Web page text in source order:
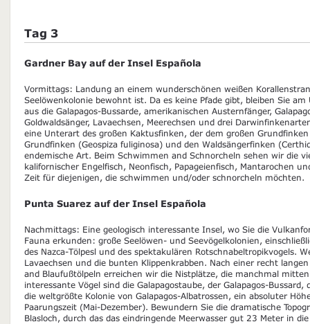
Tag 3
Gardner Bay auf der Insel Española
Vormittags: Landung an einem wunderschönen weißen
Seelöwenkolonie bewohnt ist. Da es keine Pfade gibt, bleiben Sie
aus die Galapagos-Bussarde, amerikanischen Austernfänger,
Goldwaldsänger, Lavaechsen, Meerechsen und drei
eine Unterart des großen Kaktusfinken, der dem großen
Grundfinken (Geospiza fuliginosa) und den Waldsängerfinken
endemische Art. Beim Schwimmen and Schnorcheln sehen wir die
kalifornischer Engelfisch, Neonfisch, Papageienfisch, Mantarochen
Zeit für diejenigen, die schwimmen und/oder schnorcheln möchten.
Punta Suarez auf der Insel Española
Nachmittags: Eine geologisch interessante Insel, wo Sie die
Fauna erkunden: große Seelöwen- und Seevögelkolonien,
des Nazca-Tölpesl und des spektakulären Rotschnabeltropikvogels.
Lavaechsen und die bunten Klippenkrabben. Nach einer recht
and Blaufußtölpeln erreichen wir die Nistplätze, die manchmal
interessante Vögel sind die Galapagostaube, der Galapagos-Bussard,
die weltgrößte Kolonie von Galapagos-Albatrossen, ein absoluter
Paarungszeit (Mai-Dezember). Bewundern Sie die dramatische
Blasloch, durch das das eindringende Meerwasser gut 23 Meter in